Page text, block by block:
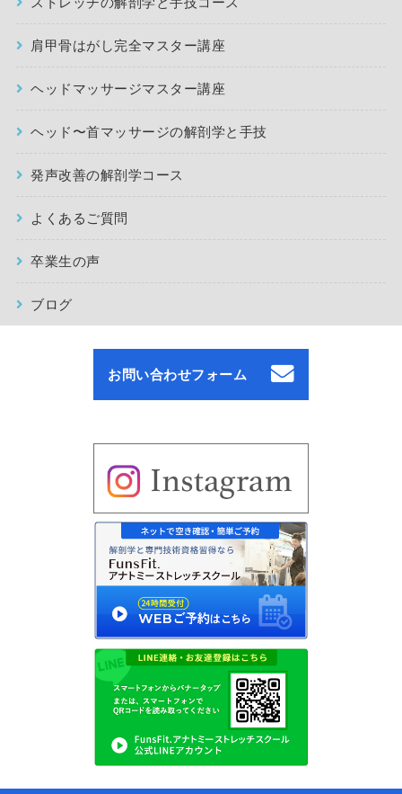
肩甲骨はがし完全マスター講座
ヘッドマッサージマスター講座
ヘッド〜首マッサージの解剖学と手技
発声改善の解剖学コース
よくあるご質問
卒業生の声
ブログ
お問い合わせフォーム